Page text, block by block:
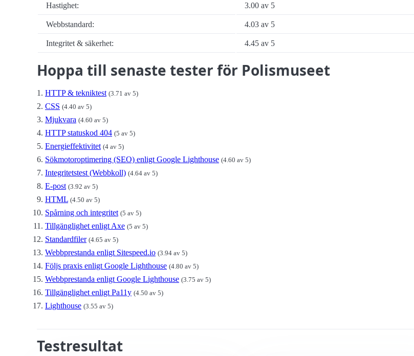
Hastighet:
3.00 av 5
Webbstandard: 4.03 av 5
Integritet & säkerhet: 4.45 av 5
Hoppa till senaste tester för Polismuseet
HTTP & tekniktest (3.71 av 5)
CSS (4.40 av 5)
Mjukvara (4.60 av 5)
HTTP statuskod 404 (5 av 5)
Energieffektivitet (4 av 5)
Sökmotoroptimering (SEO) enligt Google Lighthouse (4.60 av 5)
Integritetstest (Webbkoll) (4.64 av 5)
E-post (3.92 av 5)
HTML (4.50 av 5)
Spårning och integritet (5 av 5)
Tillgänglighet enligt Axe (5 av 5)
Standardfiler (4.65 av 5)
Webbprestanda enligt Sitespeed.io (3.94 av 5)
Följs praxis enligt Google Lighthouse (4.80 av 5)
Webbprestanda enligt Google Lighthouse (3.75 av 5)
Tillgänglighet enligt Pa11y (4.50 av 5)
Lighthouse (3.55 av 5)
Testresultat